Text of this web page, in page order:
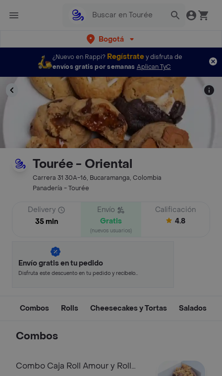
Bogotá
¿Nuevo en Rappi? Regístratey disfruta de
envíos gratis por semanas Aplican TyC
Tourée - Oriental
Carrera 31 30A-16, Bucaramanga, Colombia
Panadería - Tourée
Delivery
35 min
Envío
Gratis
(nuevos usuarios)
Calificación
4.8
Envío gratis en tu pedido
Disfruta este descuento en tu pedido y recíbelo
Combos Rolls Cheesecakes y Tortas Salados
Combos
Combo Caja Roll Amour y Roll